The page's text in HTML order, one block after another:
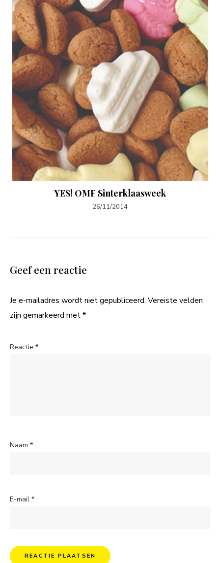
YES! OMF Sinterklaasweek
26/11/2014
Geef een reactie
Je e-mailadres wordt niet gepubliceerd. Vereiste velden
zijn gemarkeerd met*
Reactie *
Naam *
E-mail *